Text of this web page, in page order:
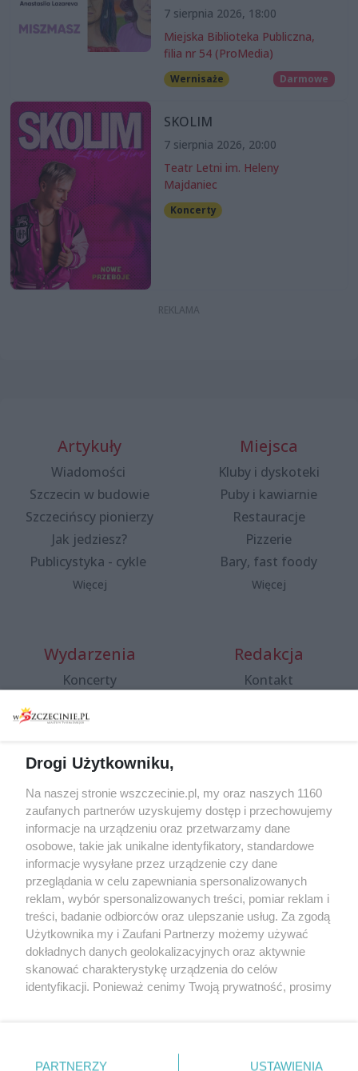
7 sierpnia 2026, 18:00
Miejska Biblioteka Publiczna,
filia nr 54 (ProMedia)
Wernisaże Darmowe
SKOLIM
7 sierpnia 2026, 20:00
Teatr Letni im. Heleny
Majdaniec
Koncerty
Artykuły
Wiadomości
Szczecin w budowie
Szczecińscy pionierzy
Jak jedziesz?
Publicystyka - cykle
Więcej
Miejsca
Kluby i dyskoteki
Puby i kawiarnie
Restauracje
Pizzerie
Bary, fast foody
Więcej
Wydarzenia
Koncerty
Spacery i oprowadzania
targi
Wernisaże
Więcej
Redakcja
Kontakt
Specjalny koncert z okazji
20. urodzin portalu
wSzczecinie.pl
Regulamin konkursów
śniadaniówka "Hej
Szczecin! Jest piątek!"
Partnerzy
Praca Szczecin
Drogi Użytkowniku,
Na naszej stronie wszczecinie.pl, my oraz naszych 1160
zaufanych partnerów uzyskujemy dostęp i przechowujemy
informacje na urządzeniu oraz przetwarzamy dane
osobowe, takie jak unikalne identyfikatory, standardowe
informacje wysyłane przez urządzenie czy dane
przeglądania w celu zapewniania spersonalizowanych
reklam, wybór spersonalizowanych treści, pomiar reklam i
treści, badanie odbiorców oraz ulepszanie usług. Za zgodą
Użytkownika my i Zaufani Partnerzy możemy używać
dokładnych danych geolokalizacyjnych oraz aktywnie
skanować charakterystykę urządzenia do celów
identyfikacji. Ponieważ cenimy Twoją prywatność, prosimy
prywatności znajdujący się w lewym dolnym rogu strony
PARTNERZY USTAWIENIA